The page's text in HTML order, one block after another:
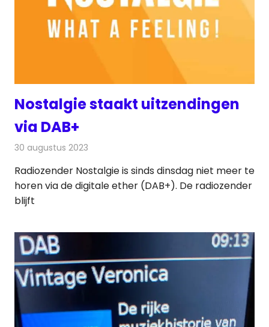
Nostalgie staakt uitzendingen
via DAB+
30 augustus 2023
Radiozender Nostalgie is sinds dinsdag niet meer te
horen via de digitale ether (DAB+). De radiozender
blijft